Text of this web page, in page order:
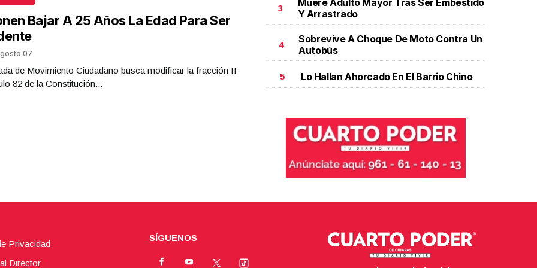
Bajar A 25 Años La Edad Para Ser
07
de Movimiento Ciudadano busca modificar la fracción II
82 de la Constitución...
Octubre 02 l 5 Visitas
3
Muere Adulto Mayor Tras Ser Embestido
Y Arrastrado
4
Sobrevive A Choque De Moto Contra Un
Autobús
5 Lo Hallan Ahorcado En El Barrio Chino
Privacidad
Director
SÍGUENOS